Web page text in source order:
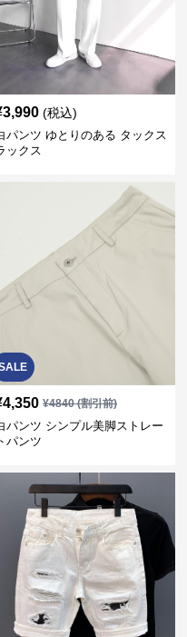
3,990 (税込)
パンツ ゆとりのある タックス
ックス
4,350 ¥4840(割引前)
パンツ シンプル美脚ストレー
パンツ